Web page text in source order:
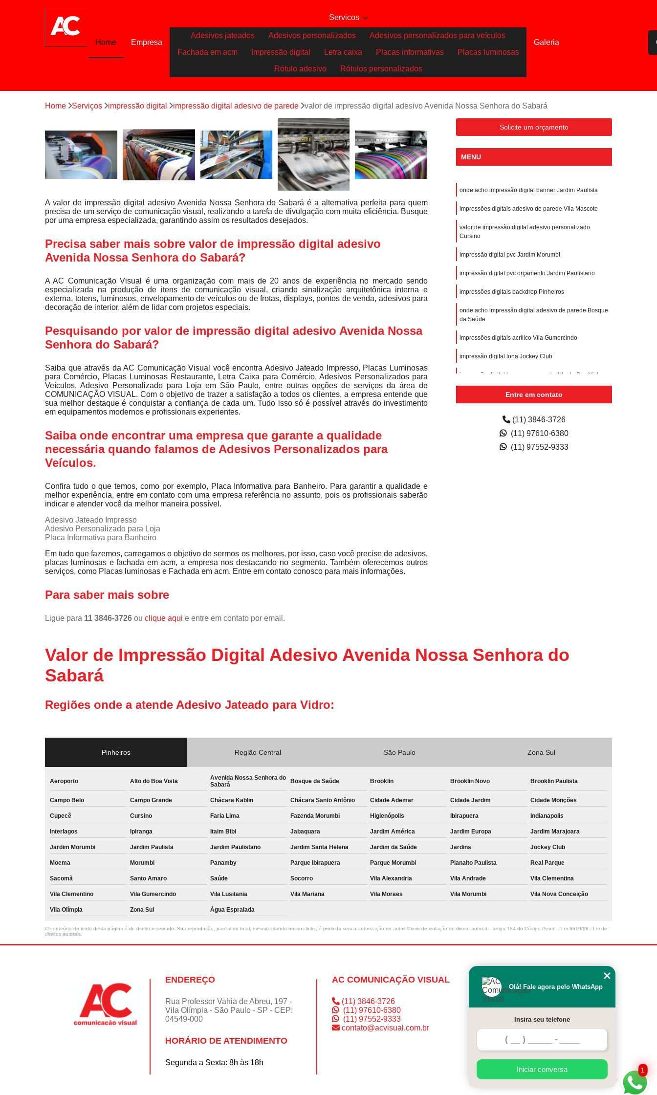
Home Empresa
Servicos
Adesivos jateados Adesivos personalizados
Adesivos personalizados para veículos
Fachada em acm
Impressão digital Letra caixa Placas informativas
Placas luminosas
Rótulo adesivo
Rótulos personalizados
Galeria
Home Serviços impressão digital impressão digital adesivo de parede valor de impressão digital adesivo Avenida Nossa Senhora do Sabará
A valor de impressão digital adesivo Avenida Nossa Senhora do Sabará é a alternativa perfeita para quem
precisa de um serviço de comunicação visual, realizando a tarefa de divulgação com muita eficiência. Busque
por uma empresa especializada, garantindo assim os resultados desejados.
Precisa saber mais sobre valor de impressão digital adesivo
Avenida Nossa Senhora do Sabará?
A AC Comunicação Visual é uma organização com mais de 20 anos de experiência no mercado sendo
especializada na produção de itens de comunicação visual, criando sinalização arquitetônica interna e
externa, totens, luminosos, envelopamento de veículos ou de frotas, displays, pontos de venda, adesivos para
decoração de interior, além de lidar com projetos especiais.
Pesquisando por valor de impressão digital adesivo Avenida Nossa
Senhora do Sabará?
Saiba que através da AC Comunicação Visual você encontra Adesivo Jateado Impresso, Placas Luminosas
para Comércio, Placas Luminosas Restaurante, Letra Caixa para Comércio, Adesivos Personalizados para
Veículos, Adesivo Personalizado para Loja em São Paulo, entre outras opções de serviços da área de
COMUNICAÇÃO VISUAL. Com o objetivo de trazer a satisfação a todos os clientes, a empresa entende que
sua melhor destaque é conquistar a confiança de cada um. Tudo isso só é possível através do investimento
em equipamentos modernos e profissionais experientes.
Saiba onde encontrar uma empresa que garante a qualidade
necessária quando falamos de Adesivos Personalizados para
Veículos.
Confira tudo o que temos, como por exemplo, Placa Informativa para Banheiro. Para garantir a qualidade e
melhor experiência, entre em contato com uma empresa referência no assunto, pois os profissionais saberão
indicar e atender você da melhor maneira possível.
Adesivo Jateado Impresso
Adesivo Personalizado para Loja
Placa Informativa para Banheiro
Em tudo que fazemos, carregamos o objetivo de sermos os melhores, por isso, caso você precise de adesivos,
placas luminosas e fachada em acm, a empresa nos destacando no segmento. Também oferecemos outros
serviços, como Placas luminosas e Fachada em acm. Entre em contato conosco para mais informações.
Para saber mais sobre
Ligue para 11 3846-3726 ou clique aqui e entre em contato por email.
Solicite um orçamento
MENU
onde acho impressão digital banner Jardim Paulista
impressões digitais adesivo de parede Vila Mascote
valor de impressão digital adesivo personalizado
Cursino
impressão digital pvc Jardim Morumbi
impressão digital pvc orçamento Jardim Paulistano
impressões digitais backdrop Pinheiros
onde acho impressão digital adesivo de parede Bosque
da Saúde
impressões digitais acrílico Vila Gumercindo
impressão digital lona Jockey Club
impressão digital banner orçamento Alto do Boa Vista
Entre em contato
(11) 3846-3726
(11) 97610-6380
(11) 97552-9333
Valor de Impressão Digital Adesivo Avenida Nossa Senhora do
Sabará
Regiões onde a atende Adesivo Jateado para Vidro:
Pinheiros Região Central São Paulo Zona Sul
Aeroporto Alto do Boa Vista
Avenida Nossa Senhora do
Sabará
Bosque da Saúde Brooklin Brooklin Novo Brooklin Paulista
Campo Belo Campo Grande Chácara Kablin Chácara Santo Antônio Cidade Ademar Cidade Jardim Cidade Monções
Cupecê Cursino Faria Lima Fazenda Morumbi Higienópolis Ibirapuera Indianapolis
Interlagos Ipiranga Itaim Bibi Jabaquara Jardim América Jardim Europa Jardim Marajoara
Jardim Morumbi Jardim Paulista Jardim Paulistano Jardim Santa Helena Jardim da Saúde Jardins Jockey Club
Moema Morumbi Panamby Parque Ibirapuera Parque Morumbi Planalto Paulista Real Parque
Sacomã Santo Amaro Saúde Socorro Vila Alexandria Vila Andrade Vila Clementina
Vila Clementino Vila Gumercindo Vila Lusitania Vila Mariana Vila Moraes Vila Morumbi Vila Nova Conceição
Vila Olímpia Zona Sul Água Espraiada
O conteúdo do texto desta página é de direito reservado. Sua reprodução, parcial ou total, mesmo citando nossos links, é proibida sem a autorização do autor. Crime de violação de direito autoral – artigo 184 do Código Penal – Lei 9610/98 - Lei de
direitos autorais
ENDEREÇO
Rua Professor Vahia de Abreu, 197 -
Vila Olímpia - São Paulo - SP - CEP:
04549-000
HORÁRIO DE ATENDIMENTO
Segunda a Sexta: 8h às 18h
AC COMUNICAÇÃO VISUAL
(11) 3846-3726
(11) 97610-6380
(11) 97552-9333
contato@acvisual.com.br
MENU
SERVIÇOS
CONTATO
1
Olá! Fale agora pelo WhatsApp
Insira seu telefone
Iniciar conversa